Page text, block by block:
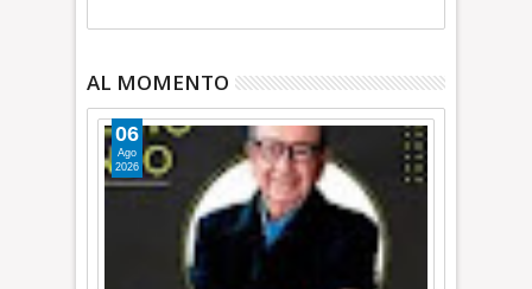
AL MOMENTO
06
Ago
2026